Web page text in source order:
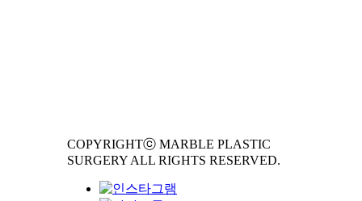
COPYRIGHTⓒ MARBLE PLASTIC
SURGERY ALL RIGHTS RESERVED.